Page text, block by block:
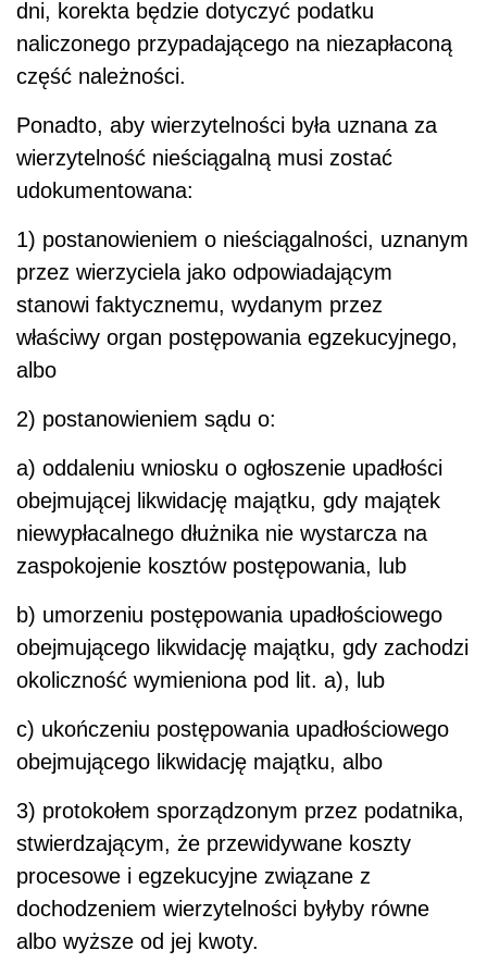
dni, korekta będzie dotyczyć podatku
naliczonego przypadającego na niezapłaconą
część należności.
Ponadto, aby wierzytelności była uznana za
wierzytelność nieściągalną musi zostać
udokumentowana:
1) postanowieniem o nieściągalności, uznanym
przez wierzyciela jako odpowiadającym
stanowi faktycznemu, wydanym przez
właściwy organ postępowania egzekucyjnego,
albo
2) postanowieniem sądu o:
a) oddaleniu wniosku o ogłoszenie upadłości
obejmującej likwidację majątku, gdy majątek
niewypłacalnego dłużnika nie wystarcza na
zaspokojenie kosztów postępowania, lub
b) umorzeniu postępowania upadłościowego
obejmującego likwidację majątku, gdy zachodzi
okoliczność wymieniona pod lit. a), lub
c) ukończeniu postępowania upadłościowego
obejmującego likwidację majątku, albo
3) protokołem sporządzonym przez podatnika,
stwierdzającym, że przewidywane koszty
procesowe i egzekucyjne związane z
dochodzeniem wierzytelności byłyby równe
albo wyższe od jej kwoty.